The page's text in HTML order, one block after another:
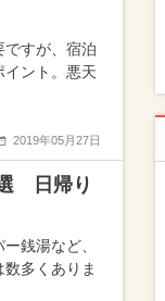
すが、宿泊
ント。悪天
2019年05月27日
選 日帰り
銭湯など、
多くありま